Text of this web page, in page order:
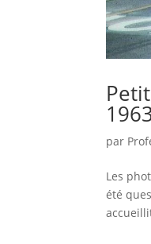
par
Les
été